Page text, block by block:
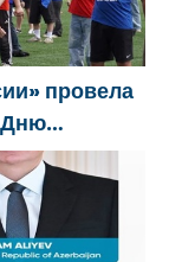
провела
Дню